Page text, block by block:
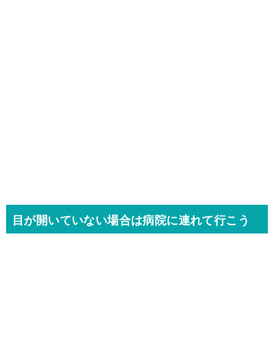
目が開いていない場合は病院に連れて行こう